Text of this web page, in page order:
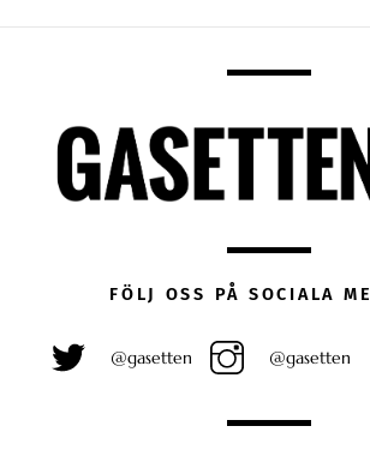
FÖLJ OSS PÅ SOCIALA
@gasetten @gasetten